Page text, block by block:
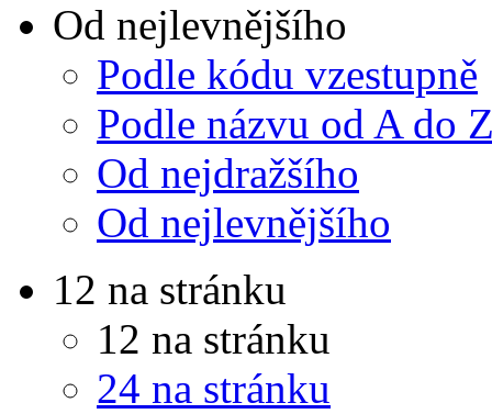
Od nejlevnějšího
Podle kódu vzestupně
Podle názvu od A do
Od nejdražšího
Od nejlevnějšího
12 na stránku
12 na stránku
24 na stránku